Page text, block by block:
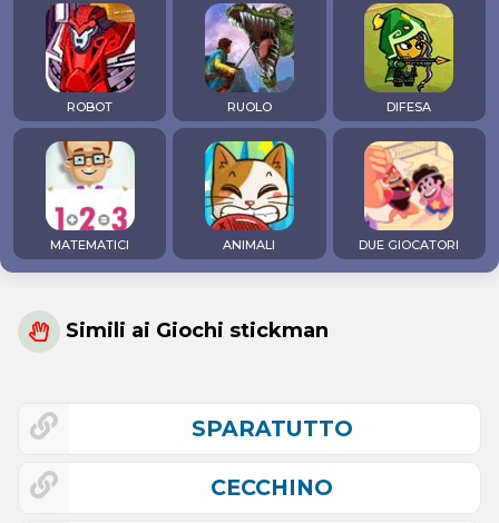
ROBOT RUOLO DIFESA
MATEMATICI ANIMALI DUE GIOCATORI
Simili ai Giochi stickman
SPARATUTTO
CECCHINO